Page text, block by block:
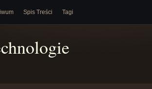
Spis Treści Tagi